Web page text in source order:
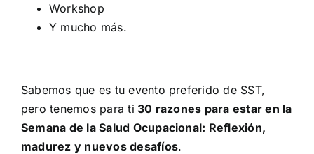
Workshop
Y mucho más.
Sabemos que es tu evento preferido de SST,
pero tenemos para ti 30 razones para estar en la
Semana de la Salud Ocupacional: Reflexión,
madurez y nuevos desafíos.